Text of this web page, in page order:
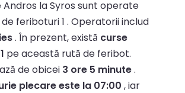
Andros la Syros sunt operate
feriboturi 1 . Operatorii includ
. În prezent, există curse
pe această rută de feribot.
de obicei 3 ore 5 minute.
plecare este la 07:00 , iar